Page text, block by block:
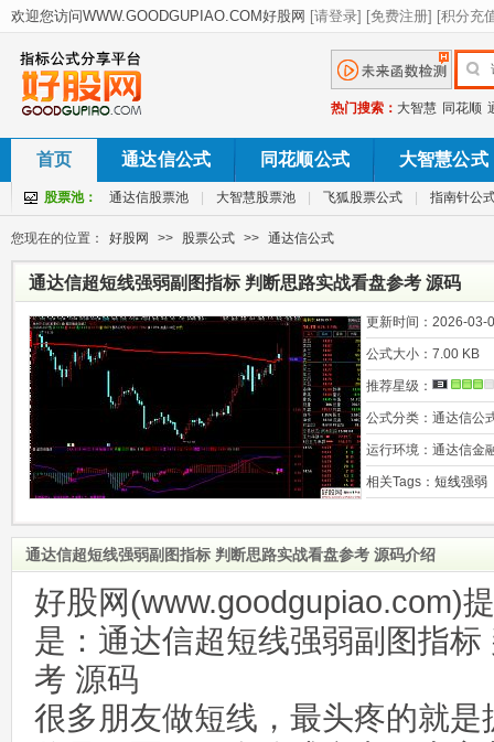
热门搜索： 大智慧 同花顺
首页 通达信公式 同花顺公式 大智慧公式
股票池： 通达信股票池 大智慧股票池 飞狐股票公式 指南针公
您现在的位置： 好股网 >> 股票公式 >> 通达信公式
通达信超短线强弱副图指标 判断思路实战看盘参考 源码
更新时间： 2026-03-
公式大小： 7.00 KB
推荐星级：
公式分类： 通达信公
运行环境： 通达信金
相关Tags： 短线强弱
通达信超短线强弱副图指标 判断思路实战看盘参考 源码介绍
好股网(www.goodgupiao.com)
是：通达信超短线强弱副图指
考 源码
很多朋友做短线，最头疼的就